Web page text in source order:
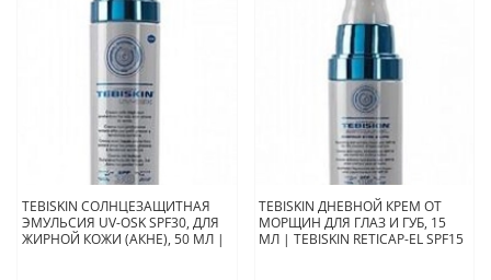
TEBISKIN СОЛНЦЕЗАЩИТНАЯ
ЭМУЛЬСИЯ UV-OSK SPF30, ДЛЯ
ЖИРНОЙ КОЖИ (АКНЕ), 50 МЛ |
TEBISKIN ДНЕВНОЙ КРЕМ ОТ
МОРЩИН ДЛЯ ГЛАЗ И ГУБ, 15
МЛ | TEBISKIN RETICAP-EL SPF15